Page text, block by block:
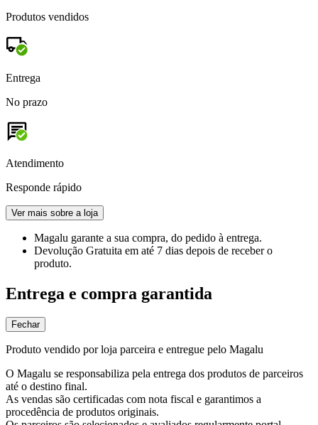
Produtos vendidos
Entrega
No prazo
Atendimento
Responde rápido
Ver mais sobre a loja
Magalu garante a sua compra, do pedido à entrega.
Devolução Gratuita em até 7 dias depois de receber o
produto.
Entrega e compra garantida
Fechar
Produto vendido por loja parceira e entregue pelo Magalu
O Magalu se responsabiliza pela entrega dos produtos de parceiros
até o destino final.
As vendas são certificadas com nota fiscal e garantimos a
procedência de produtos originais.